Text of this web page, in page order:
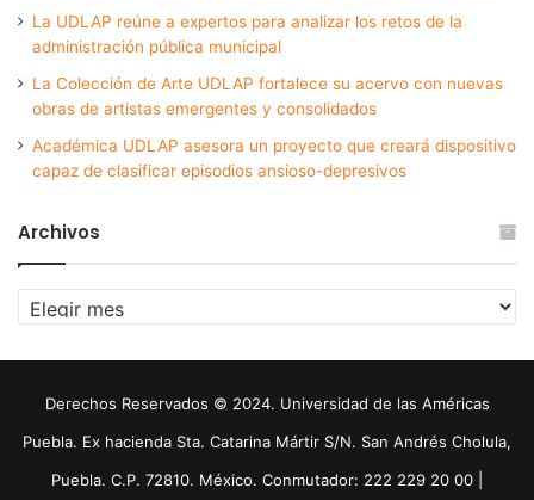
La UDLAP reúne a expertos para analizar los retos de la
administración pública municipal
La Colección de Arte UDLAP fortalece su acervo con nuevas
obras de artistas emergentes y consolidados
Académica UDLAP asesora un proyecto que creará dispositivo
capaz de clasificar episodios ansioso-depresivos
Archivos
Archivos
Derechos Reservados © 2024. Universidad de las Américas
Puebla. Ex hacienda Sta. Catarina Mártir S/N. San Andrés Cholula,
Puebla. C.P. 72810. México. Conmutador: 222 229 20 00 |